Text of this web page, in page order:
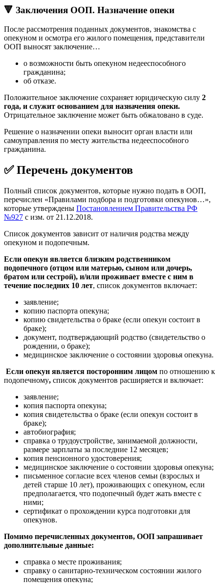
🔻 Заключения ООП. Назначение опеки
После рассмотрения поданных документов, знакомства с
опекуном и осмотра его жилого помещения, представители
ООП выносят заключение…
о возможности быть опекуном недееспособного
гражданина;
об отказе.
Положительное заключение сохраняет юридическую силу 2
года, и служит основанием для назначения опеки.
Отрицательное заключение может быть обжаловано в суде.
Решение о назначении опеки выносит орган власти или
самоуправления по месту жительства недееспособного
гражданина.
✅ Перечень документов
Полный список документов, которые нужно подать в ООП,
перечислен «Правилами подбора и подготовки опекунов…»,
которые утверждены Постановлением Правительства РФ
№927 с изм. от 21.12.2018.
Список документов зависит от наличия родства между
опекуном и подопечным.
Если опекун является близким родственником
подопечного (отцом или матерью, сыном или дочерь,
братом или сестрой), и/или проживает вместе с ним в
течение последних 10 лет, список документов включает:
заявление;
копию паспорта опекуна;
копию свидетельства о браке (если опекун состоит в
браке);
документ, подтверждающий родство (свидетельство о
рождении, о браке);
медицинское заключение о состоянии здоровья опекуна.
Если опекун является посторонним лицом по отношению к
подопечному, список документов расширяется и включает:
заявление;
копия паспорта опекуна;
копия свидетельства о браке (если опекун состоит в
браке);
автобиография;
справка о трудоустройстве, занимаемой должности,
размере зарплаты за последние 12 месяцев;
копия пенсионного удостоверения;
медицинское заключение о состоянии здоровья опекуна;
письменное согласие всех членов семьи (взрослых и
детей старше 10 лет), проживающих с опекуном, если
предполагается, что подопечный будет жать вместе с
ними;
сертификат о прохождении курса подготовки для
опекунов.
Помимо перечисленных документов, ООП запрашивает
дополнительные данные:
справка о месте проживания;
справку о санитарно-техническом состоянии жилого
помещения опекуна;